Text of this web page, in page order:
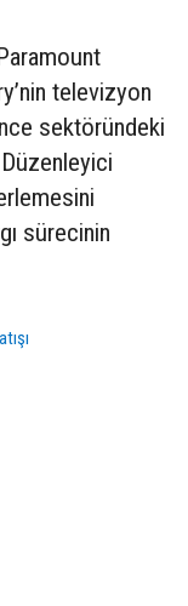
televizyon
sektöründeki
Düzenleyici
sürecinin